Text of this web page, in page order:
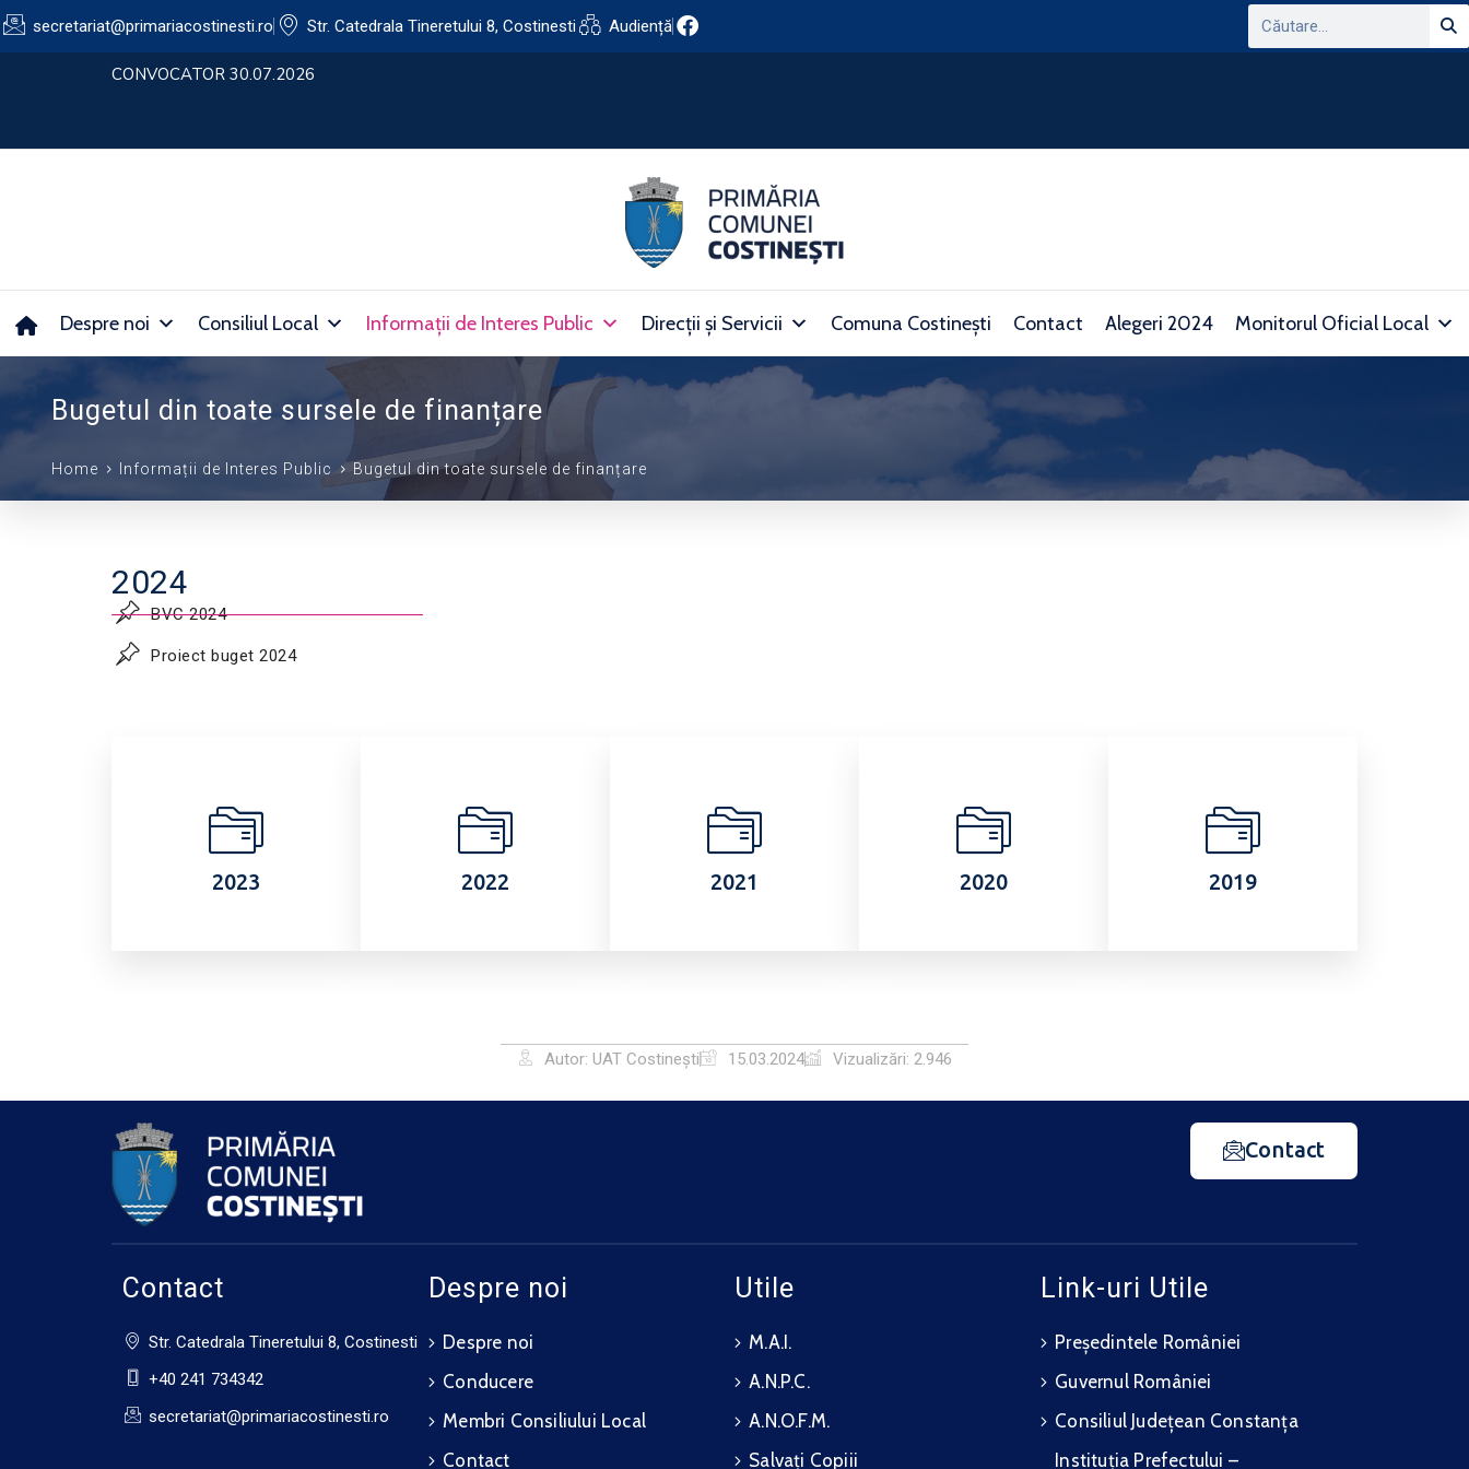
secretariat@primariacostinesti.ro​ Str. Catedrala Tineretului 8, Costinesti Audiență
CONVOCATOR 30.07.2026
Despre noi Consiliul Local Informații de Interes Public Direcții și Servicii Comuna Costinești Contact Alegeri 2024 Monitorul Oficial Local
Bugetul din toate sursele de finanțare
Home Informații de Interes Public Bugetul din toate sursele de finanțare
2024
BVC 2024
Proiect buget 2024
2023 2022 2021 2020 2019
Autor: UAT Costinești 15.03.2024 Vizualizări: 2.946
Contact
Contact
Str. Catedrala Tineretului 8, Costinesti
+40 241 734342
secretariat@primariacostinesti.ro​
Despre noi
Despre noi
Conducere
Membri Consiliului Local
Contact
Utile
M.A.I.
A.N.P.C.
A.N.O.F.M.
Salvați Copiii
Link-uri Utile
Președintele României
Guvernul României
Consiliul Județean Constanța
Instituția Prefectului –